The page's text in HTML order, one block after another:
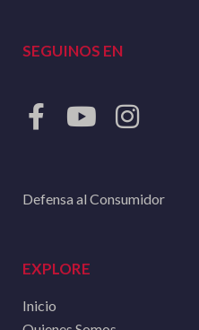
SEGUINOS EN
Defensa al Consumidor
EXPLORE
Inicio